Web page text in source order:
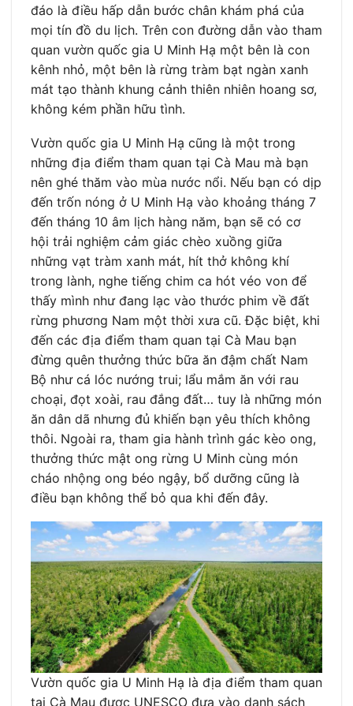
đáo là điều hấp dẫn bước chân khám phá của
mọi tín đồ du lịch. Trên con đường dẫn vào tham
quan vườn quốc gia U Minh Hạ một bên là con
kênh nhỏ, một bên là rừng tràm bạt ngàn xanh
mát tạo thành khung cảnh thiên nhiên hoang sơ,
không kém phần hữu tình.
Vườn quốc gia U Minh Hạ cũng là một trong
những địa điểm tham quan tại Cà Mau mà bạn
nên ghé thăm vào mùa nước nổi. Nếu bạn có dịp
đến trốn nóng ở U Minh Hạ vào khoảng tháng 7
đến tháng 10 âm lịch hàng năm, bạn sẽ có cơ
hội trải nghiệm cảm giác chèo xuồng giữa
những vạt tràm xanh mát, hít thở không khí
trong lành, nghe tiếng chim ca hót véo von để
thấy mình như đang lạc vào thước phim về đất
rừng phương Nam một thời xưa cũ. Đặc biệt, khi
đến các địa điểm tham quan tại Cà Mau bạn
đừng quên thưởng thức bữa ăn đậm chất Nam
Bộ như cá lóc nướng trui; lẩu mắm ăn với rau
choại, đọt xoài, rau đắng đất… tuy là những món
ăn dân dã nhưng đủ khiến bạn yêu thích không
thôi. Ngoài ra, tham gia hành trình gác kèo ong,
thưởng thức mật ong rừng U Minh cùng món
cháo nhộng ong béo ngậy, bổ dưỡng cũng là
điều bạn không thể bỏ qua khi đến đây.
Vườn quốc gia U Minh Hạ là địa điểm tham quan
tại Cà Mau được UNESCO đưa vào danh sách